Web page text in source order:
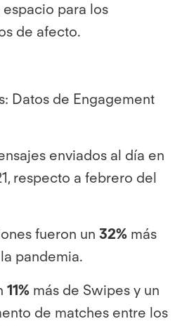
para los
de afecto.
Datos de Engagement
enviados al día en
respecto a febrero del
fueron un 32% más
pandemia.
11% más de Swipes y un
de matches entre los